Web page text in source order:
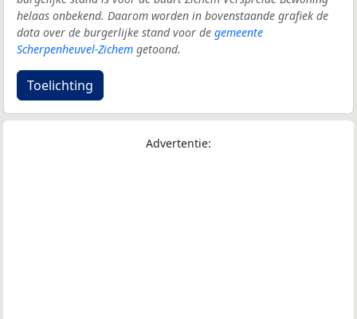
helaas onbekend. Daarom worden in bovenstaande grafiek de
data over de burgerlijke stand voor de gemeente
Scherpenheuvel-Zichem getoond.
Toelichting
Advertentie: